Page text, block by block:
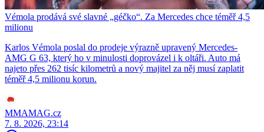
Vémola prodává své slavné „géčko“. Za Mercedes chce téměř 4,5
milionu
Karlos Vémola poslal do prodeje výrazně upravený Mercedes-
AMG G 63, který ho v minulosti doprovázel i k oltáři. Auto má
najeto přes 262 tisíc kilometrů a nový majitel za něj musí zaplatit
téměř 4,5 milionu korun.
MMAMAG.cz
7. 8. 2026, 23:14